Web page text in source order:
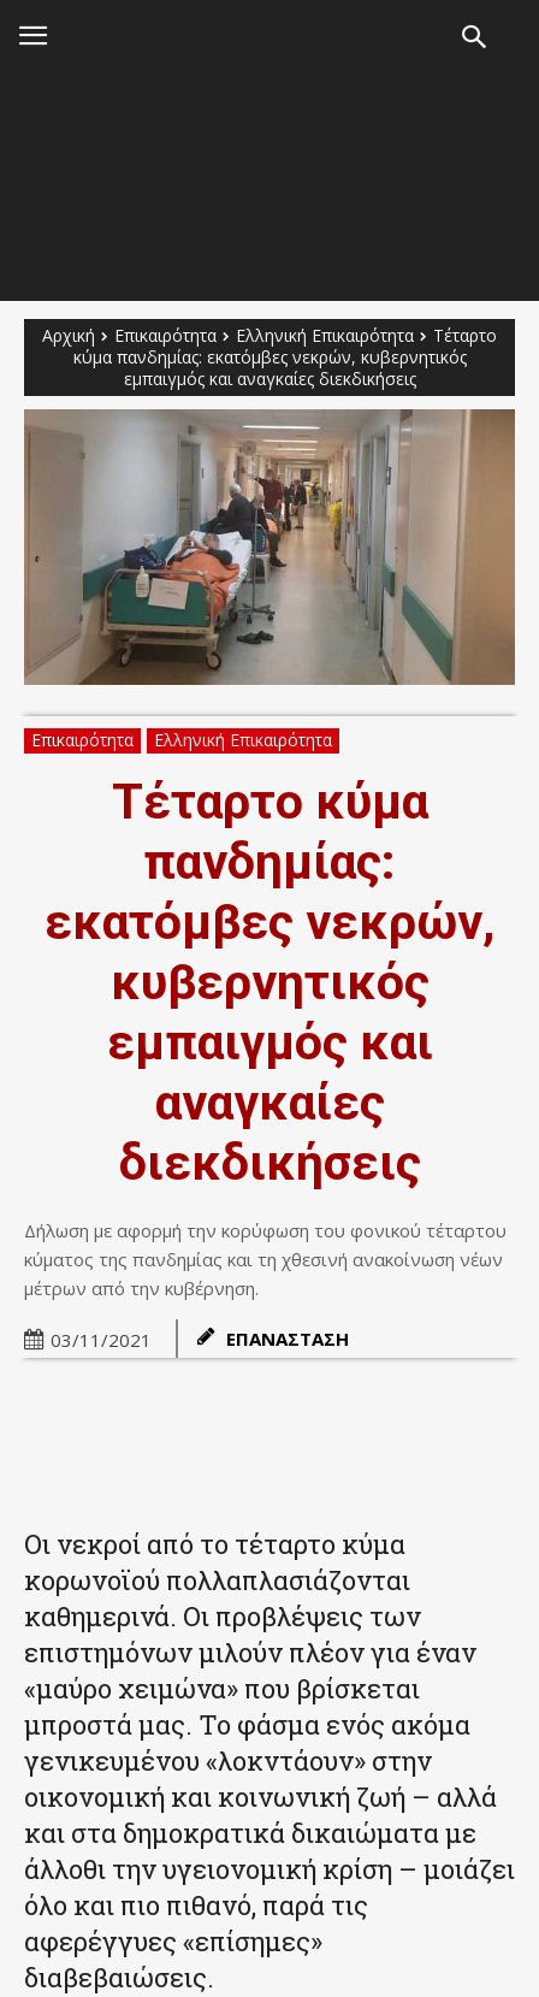
Αρχική Επικαιρότητα Ελληνική Επικαιρότητα
Τέταρτο
κύμα πανδημίας: εκατόμβες νεκρών, κυβερνητικός
εμπαιγμός και αναγκαίες διεκδικήσεις
Επικαιρότητα Ελληνική Επικαιρότητα
Τέταρτο κύμα
πανδημίας:
εκατόμβες νεκρών,
κυβερνητικός
εμπαιγμός και
αναγκαίες
διεκδικήσεις
Δήλωση με αφορμή την κορύφωση του φονικού τέταρτου
κύματος της πανδημίας και τη χθεσινή ανακοίνωση νέων
μέτρων από την κυβέρνηση.
03/11/2021 ΕΠΑΝΑΣΤΑΣΗ
Οι νεκροί από το τέταρτο κύμα
κορωνοϊού πολλαπλασιάζονται
καθημερινά. Οι προβλέψεις των
επιστημόνων μιλούν πλέον για έναν
«μαύρο χειμώνα» που βρίσκεται
μπροστά μας. Το φάσμα ενός ακόμα
γενικευμένου «λοκντάουν» στην
οικονομική και κοινωνική ζωή – αλλά
και στα δημοκρατικά δικαιώματα με
άλλοθι την υγειονομική κρίση – μοιάζει
όλο και πιο πιθανό, παρά τις
αφερέγγυες «επίσημες»
διαβεβαιώσεις.